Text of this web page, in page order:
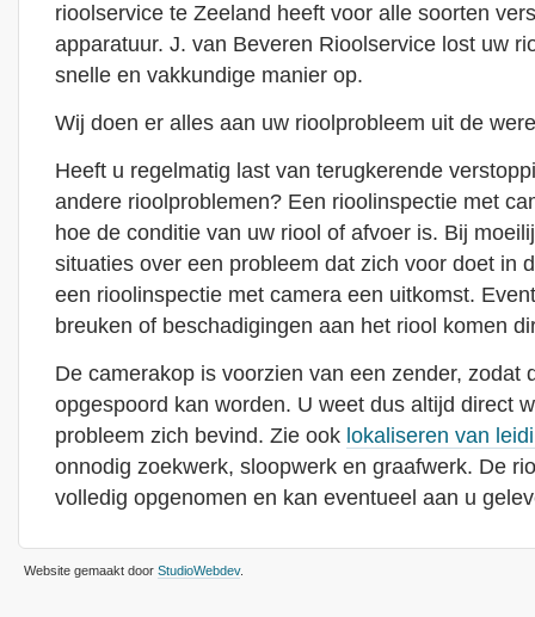
rioolservice te Zeeland heeft voor alle soorten
apparatuur. J. van Beveren Rioolservice lost uw
snelle en vakkundige manier op.
Wij doen er alles aan uw rioolprobleem uit de
Heeft u regelmatig last van terugkerende
andere rioolproblemen? Een rioolinspectie met
hoe de conditie van uw riool of afvoer is. Bij
situaties over een probleem dat zich voor doet in
een rioolinspectie met camera een uitkomst.
breuken of beschadigingen aan het riool komen
De camerakop is voorzien van een zender, zodat
opgespoord kan worden. U weet dus altijd direct
probleem zich bevind. Zie ook lokaliseren van
onnodig zoekwerk, sloopwerk en graafwerk. De
volledig opgenomen en kan eventueel aan u
Website gemaakt door StudioWebdev.